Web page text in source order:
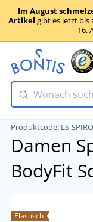
Im August
Artikel gibt es jetzt bis
16.
Produktcode: LS-
Damen
BodyFit
Elastisch